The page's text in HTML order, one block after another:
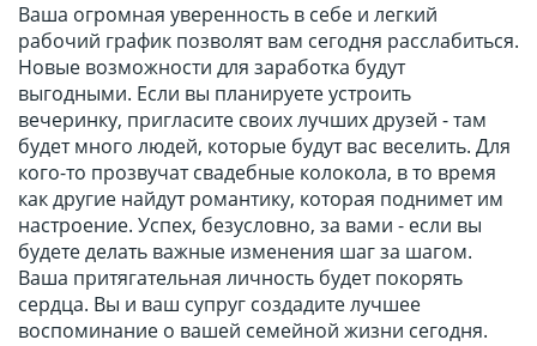
Ваша огромная уверенность в себе и легкий
рабочий график позволят вам сегодня расслабиться.
Новые возможности для заработка будут
выгодными. Если вы планируете устроить
вечеринку, пригласите своих лучших друзей - там
будет много людей, которые будут вас веселить. Для
кого-то прозвучат свадебные колокола, в то время
как другие найдут романтику, которая поднимет им
настроение. Успех, безусловно, за вами - если вы
будете делать важные изменения шаг за шагом.
Ваша притягательная личность будет покорять
сердца. Вы и ваш супруг создадите лучшее
воспоминание о вашей семейной жизни сегодня.